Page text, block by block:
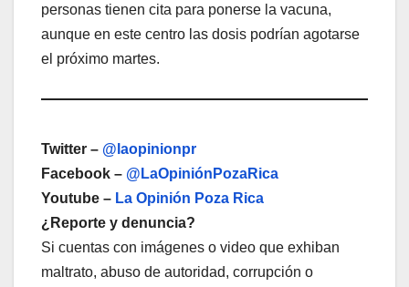
personas tienen cita para ponerse la vacuna,
aunque en este centro las dosis podrían agotarse
el próximo martes.
Twitter – @laopinionpr
Facebook – @LaOpiniónPozaRica
Youtube – La Opinión Poza Rica
¿Reporte y denuncia?
Si cuentas con imágenes o video que exhiban
maltrato, abuso de autoridad, corrupción o